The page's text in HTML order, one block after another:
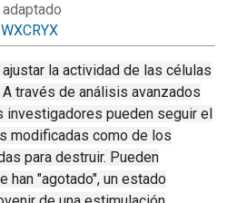
adaptado
la actividad de las células
A través de análisis avanzados
investigadores pueden seguir el
modificadas como de los
para destruir. Pueden
han "agotado", un estado